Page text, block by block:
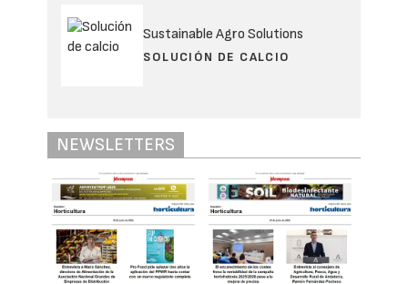
Sustainable Agro Solutions
SOLUCIÓN DE CALCIO
NEWSLETTERS